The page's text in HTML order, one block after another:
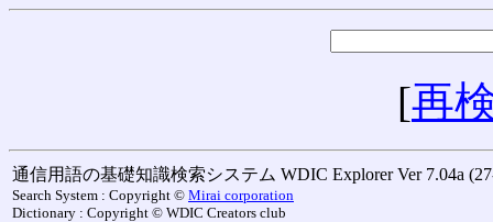
[再
通信用語の基礎知識検索システム WDIC Explorer Ver 7.04a
Search System : Copyright © Mirai corporation
Dictionary : Copyright © WDIC Creators club